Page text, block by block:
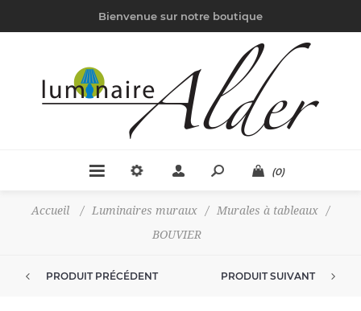
Bienvenue sur notre boutique
(0)
Accueil / Luminaires muraux / Murales à tableaux
/
BOUVIER
PRODUIT PRÉCÉDENT PRODUIT SUIVANT